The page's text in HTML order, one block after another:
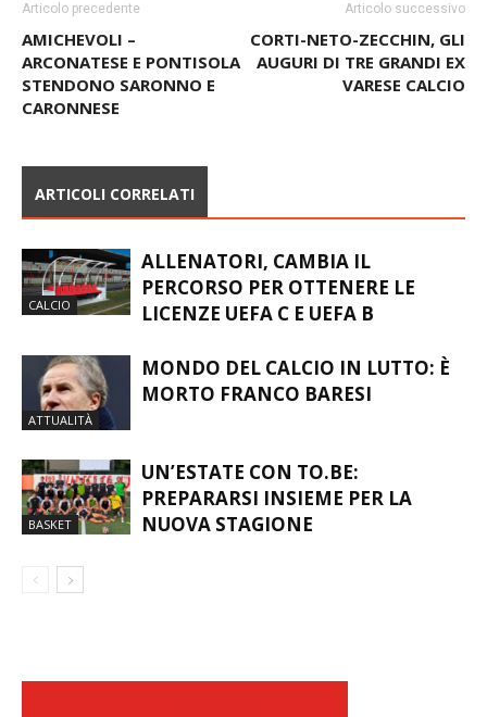
Articolo precedente
AMICHEVOLI –
ARCONATESE E PONTISOLA
STENDONO SARONNO E
CARONNESE
Articolo successivo
CORTI-NETO-ZECCHIN, GLI
AUGURI DI TRE GRANDI EX
VARESE CALCIO
ARTICOLI CORRELATI
CALCIO
ALLENATORI, CAMBIA IL
PERCORSO PER OTTENERE LE
LICENZE UEFA C E UEFA B
ATTUALITÀ
MONDO DEL CALCIO IN LUTTO: È
MORTO FRANCO BARESI
BASKET
UN’ESTATE CON TO.BE:
PREPARARSI INSIEME PER LA
NUOVA STAGIONE